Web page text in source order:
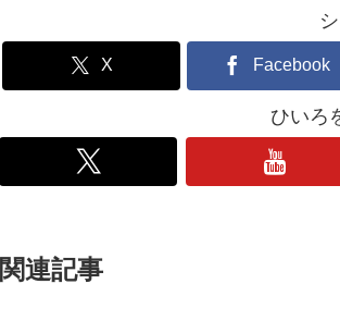
X Facebook
ひいろ
関連記事